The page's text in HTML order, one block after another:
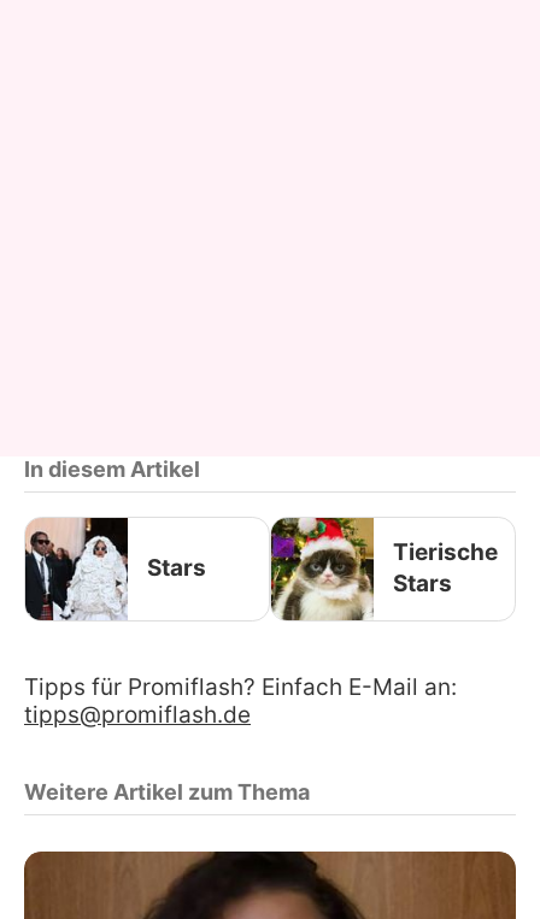
In diesem Artikel
Stars
Tierische
Stars
Tipps für Promiflash? Einfach E-Mail an:
tipps@promiflash.de
Weitere Artikel zum Thema